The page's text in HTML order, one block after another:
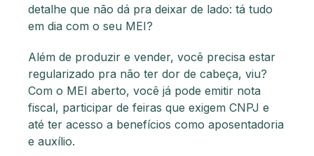
detalhe que não dá pra deixar de lado: tá tudo
em dia com o seu MEI?
Além de produzir e vender, você precisa estar
regularizado pra não ter dor de cabeça, viu?
Com o MEI aberto, você já pode emitir nota
fiscal, participar de feiras que exigem CNPJ e
até ter acesso a benefícios como aposentadoria
e auxílio.